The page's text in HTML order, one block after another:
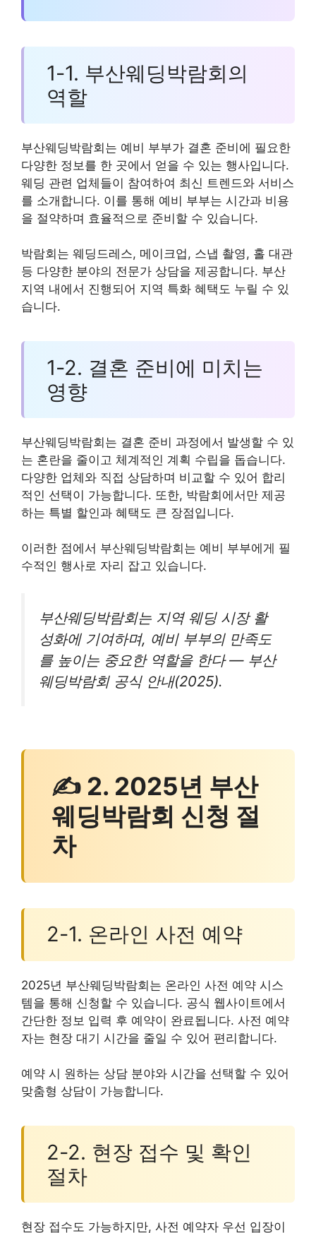
1-1. 부산웨딩박람회의
역할
부산웨딩박람회는 예비 부부가 결혼 준비에 필요한
다양한 정보를 한 곳에서 얻을 수 있는 행사입니다.
웨딩 관련 업체들이 참여하여 최신 트렌드와 서비스
를 소개합니다. 이를 통해 예비 부부는 시간과 비용
을 절약하며 효율적으로 준비할 수 있습니다.
박람회는 웨딩드레스, 메이크업, 스냅 촬영, 홀 대관
등 다양한 분야의 전문가 상담을 제공합니다. 부산
지역 내에서 진행되어 지역 특화 혜택도 누릴 수 있
습니다.
1-2. 결혼 준비에 미치는
영향
부산웨딩박람회는 결혼 준비 과정에서 발생할 수 있
는 혼란을 줄이고 체계적인 계획 수립을 돕습니다.
다양한 업체와 직접 상담하며 비교할 수 있어 합리
적인 선택이 가능합니다. 또한, 박람회에서만 제공
하는 특별 할인과 혜택도 큰 장점입니다.
이러한 점에서 부산웨딩박람회는 예비 부부에게 필
수적인 행사로 자리 잡고 있습니다.
부산웨딩박람회는 지역 웨딩 시장 활
성화에 기여하며, 예비 부부의 만족도
를 높이는 중요한 역할을 한다 — 부산
웨딩박람회 공식 안내(2025).
✍ 2. 2025년 부산
웨딩박람회 신청 절
차
2-1. 온라인 사전 예약
2025년 부산웨딩박람회는 온라인 사전 예약 시스
템을 통해 신청할 수 있습니다. 공식 웹사이트에서
간단한 정보 입력 후 예약이 완료됩니다. 사전 예약
자는 현장 대기 시간을 줄일 수 있어 편리합니다.
예약 시 원하는 상담 분야와 시간을 선택할 수 있어
맞춤형 상담이 가능합니다.
2-2. 현장 접수 및 확인
절차
현장 접수도 가능하지만, 사전 예약자 우선 입장이